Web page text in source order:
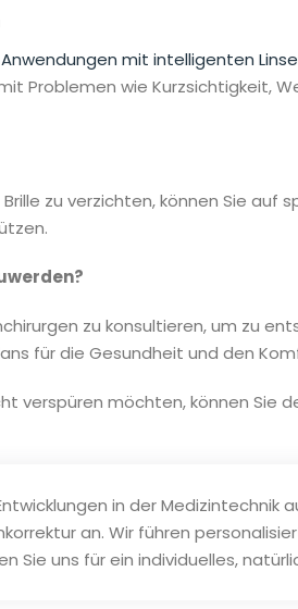
Anwendungen mit intelligenten
Problemen wie Kurzsichtigkeit,
zu verzichten, können Sie auf
zu konsultieren, um zu
für die Gesundheit und den
verspüren möchten, können
in der Medizintechnik
an. Wir führen
Sie uns für ein individuelles,